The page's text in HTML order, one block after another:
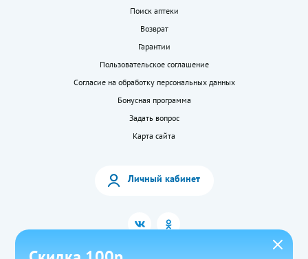
Поиск аптеки
Возврат
Гарантии
Пользовательское соглашение
Согласие на обработку персональных данных
Бонусная программа
Задать вопрос
Карта сайта
Личный кабинет